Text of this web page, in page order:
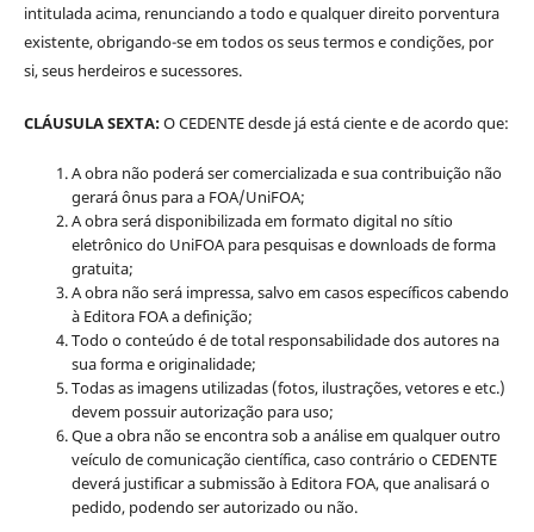
intitulada acima, renunciando a todo e qualquer direito porventura
existente, obrigando-se em todos os seus termos e condições, por
si, seus herdeiros e sucessores.
CLÁUSULA SEXTA:O CEDENTE desde já está ciente e de acordo que:
A obra não poderá ser comercializada e sua contribuição não
gerará ônus para a FOA/UniFOA;
A obra será disponibilizada em formato digital no sítio
eletrônico do UniFOA para pesquisas e downloads de forma
gratuita;
A obra não será impressa, salvo em casos específicos cabendo
à Editora FOA a definição;
Todo o conteúdo é de total responsabilidade dos autores na
sua forma e originalidade;
Todas as imagens utilizadas (fotos, ilustrações, vetores e etc.)
devem possuir autorização para uso;
Que a obra não se encontra sob a análise em qualquer outro
veículo de comunicação científica, caso contrário o CEDENTE
deverá justificar a submissão à Editora FOA, que analisará o
pedido, podendo ser autorizado ou não.